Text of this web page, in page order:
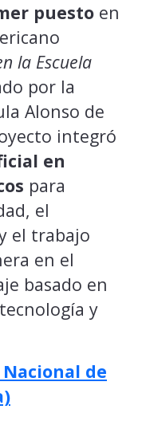
puesto en
la Escuela
por la
Alonso de
integró
en
para
el
el trabajo
en el
basado en
y
de